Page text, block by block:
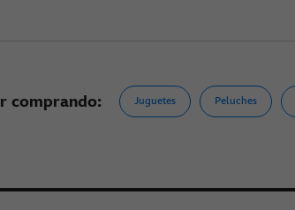
comprando: Juguetes Peluches